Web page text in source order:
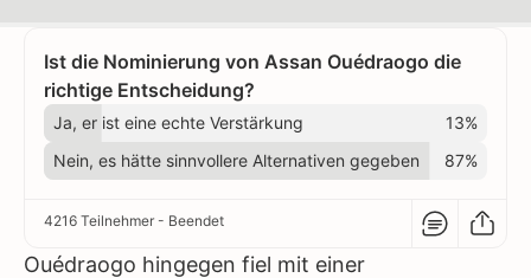
Ist die Nominierung von Assan Ouédraogo die
richtige Entscheidung?
Ja, er ist eine echte Verstärkung
13%
Nein, es hätte sinnvollere Alternativen gegeben
87%
4216 Teilnehmer - Beendet
Ouédraogo hingegen fiel mit einer